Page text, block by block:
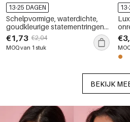
13-25 DAGEN
Schelpvormige, waterdichte,
goudkleurige statementringen
van roestvrij staal
€1,73 €2,04
MOQ van 1 stuk
en
BEKIJK